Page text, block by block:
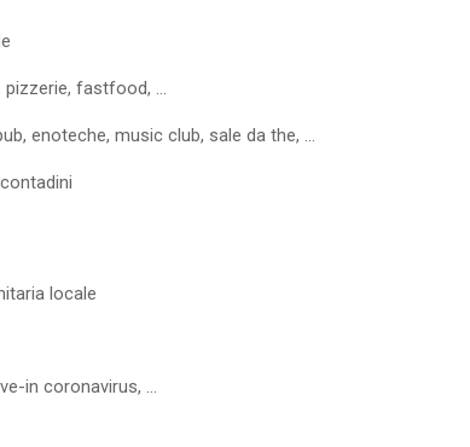
fastfood, ...
enoteche, music club, sale da the, ...
locale
in coronavirus, ...